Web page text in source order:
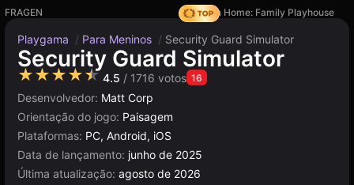
FRAGEN
My Town Home: Family Playhouse
Playgama / Para Meninos / Security Guard Simulator
Security Guard Simulator
★★★★★4.5 / 1716 votos 16
Desenvolvedor: Matt Corp
Orientação do jogo: Paisagem
Plataformas: PC, Android, iOS
Data de lançamento: junho de 2025
Última atualização: agosto de 2026